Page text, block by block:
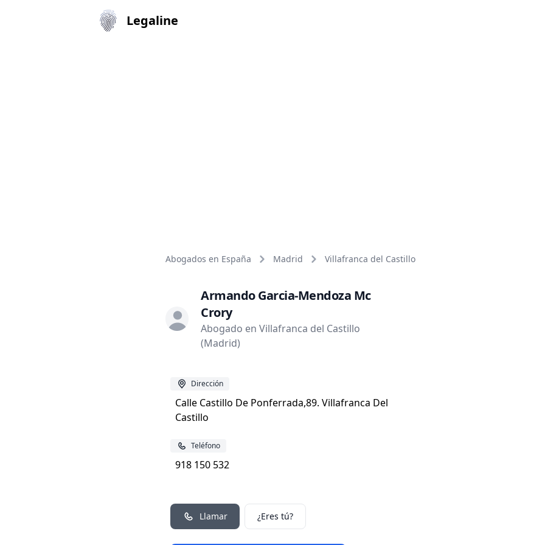
Legaline
Abogados en España Madrid Villafranca del Castillo
Armando Garcia-Mendoza Mc
Crory
Abogado en Villafranca del Castillo
(Madrid)
Dirección
Calle Castillo De Ponferrada,89. Villafranca Del
Castillo
Teléfono
918 150 532
Llamar ¿Eres tú?